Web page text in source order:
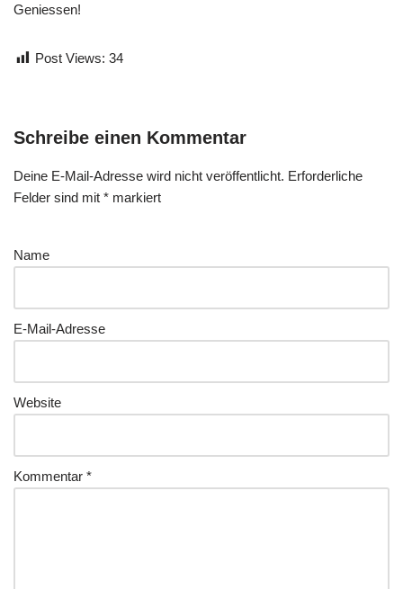
Geniessen!
Post Views: 34
Schreibe einen Kommentar
Deine E-Mail-Adresse wird nicht veröffentlicht. Erforderliche
Felder sind mit * markiert
Name
E-Mail-Adresse
Website
Kommentar *